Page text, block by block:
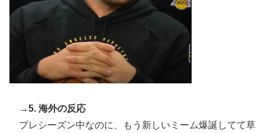
▶
韓国人「台風で品不足になった沖縄のスーパーに行って
みたら、なぜか辛ラーメンだけ売れ残っていたんで
【韓国サッカー】性接待で審判買収！W杯予選7戦無敗
の裏側
思い浮かぶ？」
▶ 海外「”京都の鳥”は良いぞ」小規模だけどお勧めな日本
→5. 海外の反応
プレシーズン中なのに、もう新しいミーム爆誕してて草